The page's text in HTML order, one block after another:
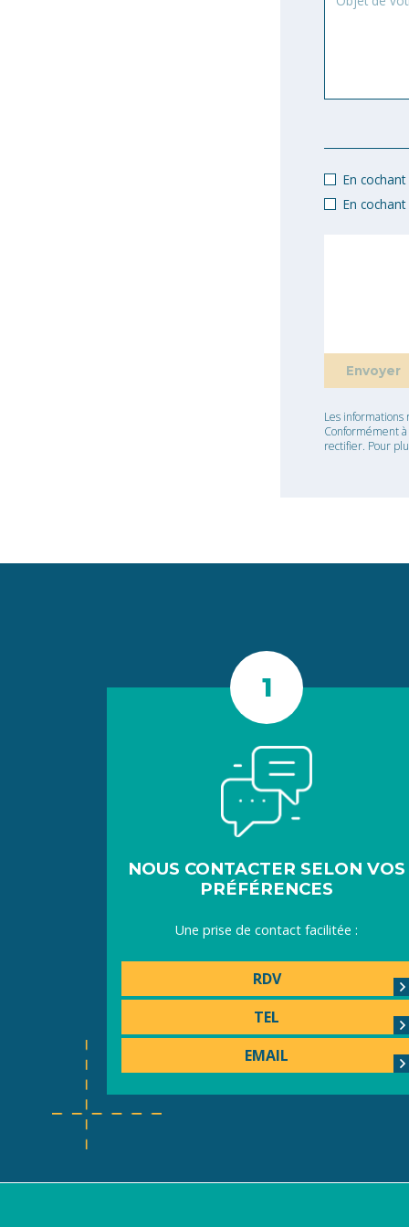
En
En
Les
Conformément
rectifier. Pour
NOUS CONTACTER SELON VOS
PRÉFÉRENCES
Une prise de contact facilitée :
RDV
TEL
EMAIL